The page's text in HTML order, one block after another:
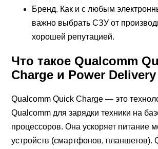
Бренд. Как и с любым
важно выбрать СЗУ от
хорошей репутацией.
Что такое Qualcomm
Charge и Power Delivery
Qualcomm Quick Charge ― это
Qualcomm для зарядки техники на
процессоров. Она ускоряет питание
устройств (смартфонов, планшетов).